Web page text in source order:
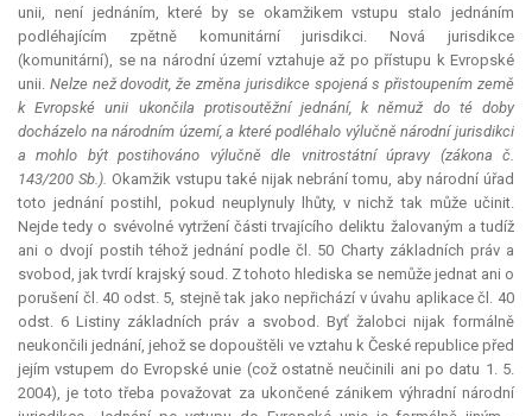
unii, není jednáním, které by se okamžikem vstupu stalo jednáním
podléhajícím zpětně komunitární jurisdikci. Nová jurisdikce
(komunitární), se na národní území vztahuje až po přístupu k Evropské
unii. Nelze než dovodit, že změna jurisdikcespojená s přistoupením země
k Evropské unii ukončila protisoutěžní jednání, k němuž do té doby
docházelo na národním území, a které podléhalo výlučně národní jurisdikci
a mohlo být postihováno výlučně dle vnitrostátní úpravy (zákona č.
143/200 Sb.). Okamžik vstupu také nijak nebrání tomu, aby národní úřad
toto jednání postihl, pokud neuplynuly lhůty, v nichž tak může učinit.
Nejde tedy o svévolné vytržení části trvajícího deliktu žalovaným a tudíž
ani o dvojí postih téhož jednání podle čl. 50 Charty základních práv a
svobod, jak tvrdí krajský soud. Z tohoto hlediska se nemůže jednat ani o
porušení čl. 40 odst. 5, stejně tak jako nepřichází v úvahu aplikace čl. 40
odst. 6 Listiny základních práv a svobod. Byť žalobci nijak formálně
neukončili jednání, jehož se dopouštěli ve vztahu k České republice před
jejím vstupem do Evropské unie (což ostatně neučinili ani po datu 1. 5.
2004), je toto třeba považovat za ukončené zánikem výhradní národní